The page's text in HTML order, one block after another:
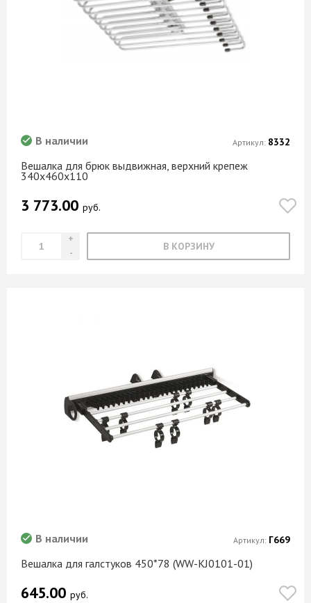
Вешалка для брюк выдвижная, верхний крепеж
340x460x110
В наличии
3 773.00 руб.
В КОРЗИНУ
Артикул: 8332
Вешалка для галстуков 450*78 (WW-KJ0101-01)
В наличии
645.00 руб.
Артикул: Г669